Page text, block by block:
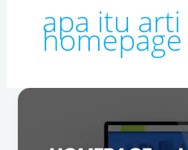
apa itu arti
homepage